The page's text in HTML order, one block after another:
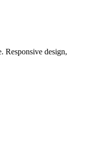
Responsive design,